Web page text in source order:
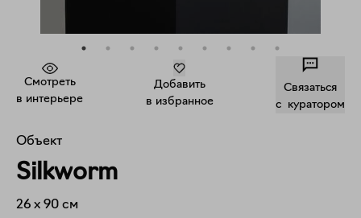
Смотреть
в интерьере
Добавить
в избранное
Связаться
c куратором
Объект
Silkworm
26 x 90 см